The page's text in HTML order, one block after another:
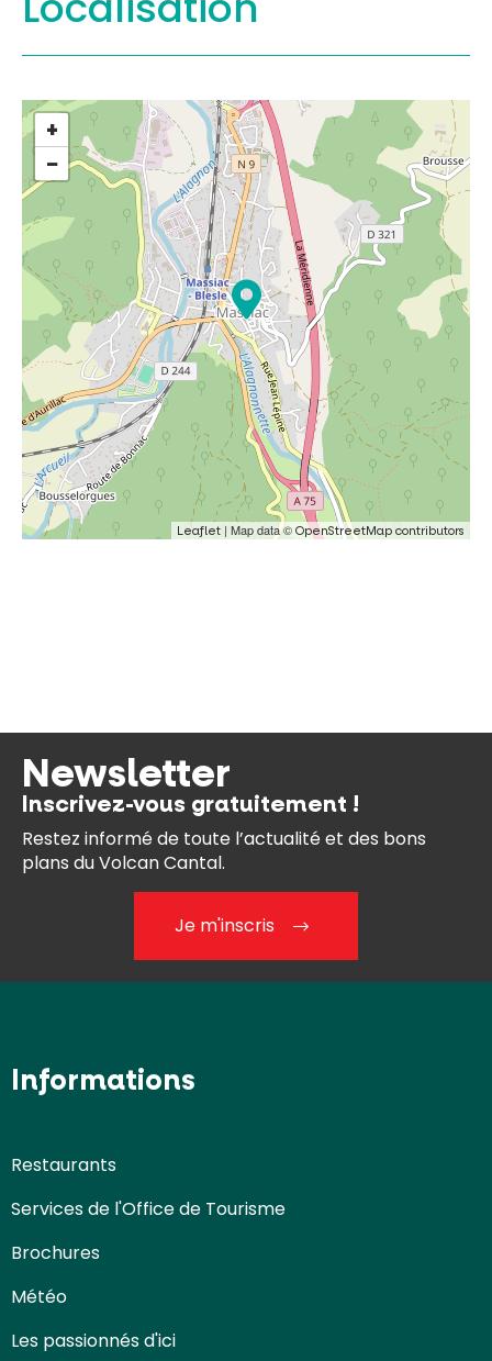
+
−
Leaflet | Map data © OpenStreetMap contributors
Newsletter
Inscrivez-vous gratuitement !
Restez informé de toute l’actualité et des bons
plans du Volcan Cantal.
Je m'inscris
Informations
Restaurants
Services de l'Office de Tourisme
Brochures
Météo
Les passionnés d'ici